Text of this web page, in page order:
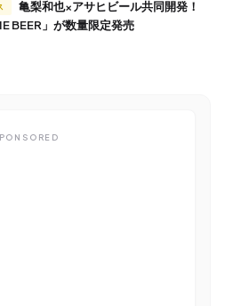
BEER」が数量限定発売